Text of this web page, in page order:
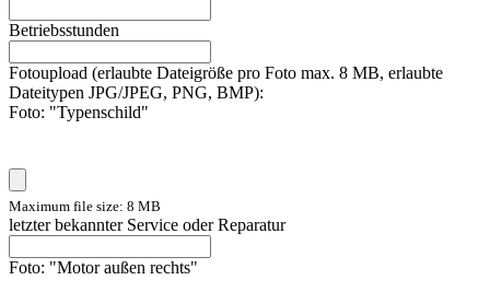
Betriebsstunden
Fotoupload (erlaubte Dateigröße pro Foto max. 8 MB, erlaubte
Dateitypen JPG/JPEG, PNG, BMP):
Foto: "Typenschild"
Maximum file size: 8 MB
letzter bekannter Service oder Reparatur
Foto: "Motor außen rechts"